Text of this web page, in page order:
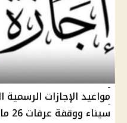
سيناء ووقفة عرفات 26 مايو وعيد الأضحى 27 مايو